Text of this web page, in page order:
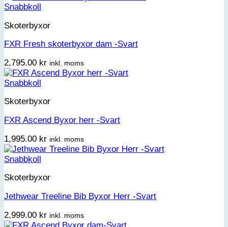
Snabbkoll
Skoterbyxor
FXR Fresh skoterbyxor dam -Svart
2,795.00 kr inkl. moms
Snabbkoll
Skoterbyxor
FXR Ascend Byxor herr -Svart
1,995.00 kr inkl. moms
Snabbkoll
Skoterbyxor
Jethwear Treeline Bib Byxor Herr -Svart
2,999.00 kr inkl. moms